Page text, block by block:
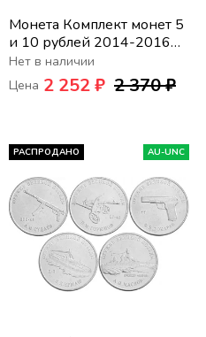
Монета Комплект монет 5
и 10 рублей 2014-2016
серии «70 лет Победы в
Великой Отечественной
войне» (40 шт)
Нет в наличии
Цена 2 252 ₽ 2 370 ₽
РАСПРОДАНО AU-UNC